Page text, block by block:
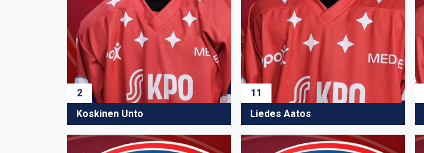
2
Koskinen Unto
11
Liedes Aatos